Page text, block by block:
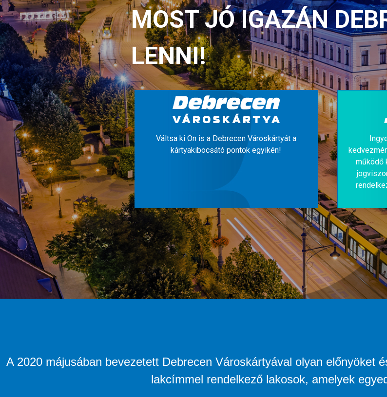
MOST JÓ IGAZÁN
LENNI!
Váltsa ki Ön is a Debrecen Városkártyát a
kártyakibocsátó pontok egyikén!
működő
A 2020 májusában bevezetett Debrecen Városkártyával olyan előnyöket
lakcímmel rendelkező lakosok, amelyek